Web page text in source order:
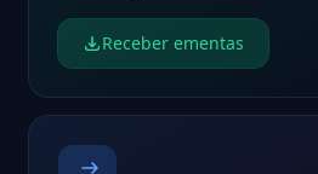
Receber ementas